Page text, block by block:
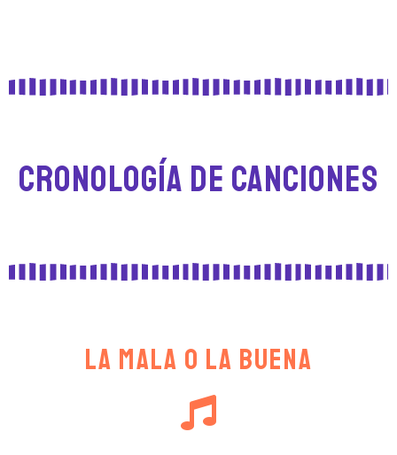
Cronología de canciones
La mala o la buena